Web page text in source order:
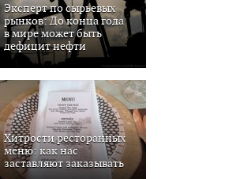
Эксперт по сырьевых
рынков: До конца года
в мире может быть
дефицит нефти
Хитрости ресторанных
меню: как нас
заставляют заказывать